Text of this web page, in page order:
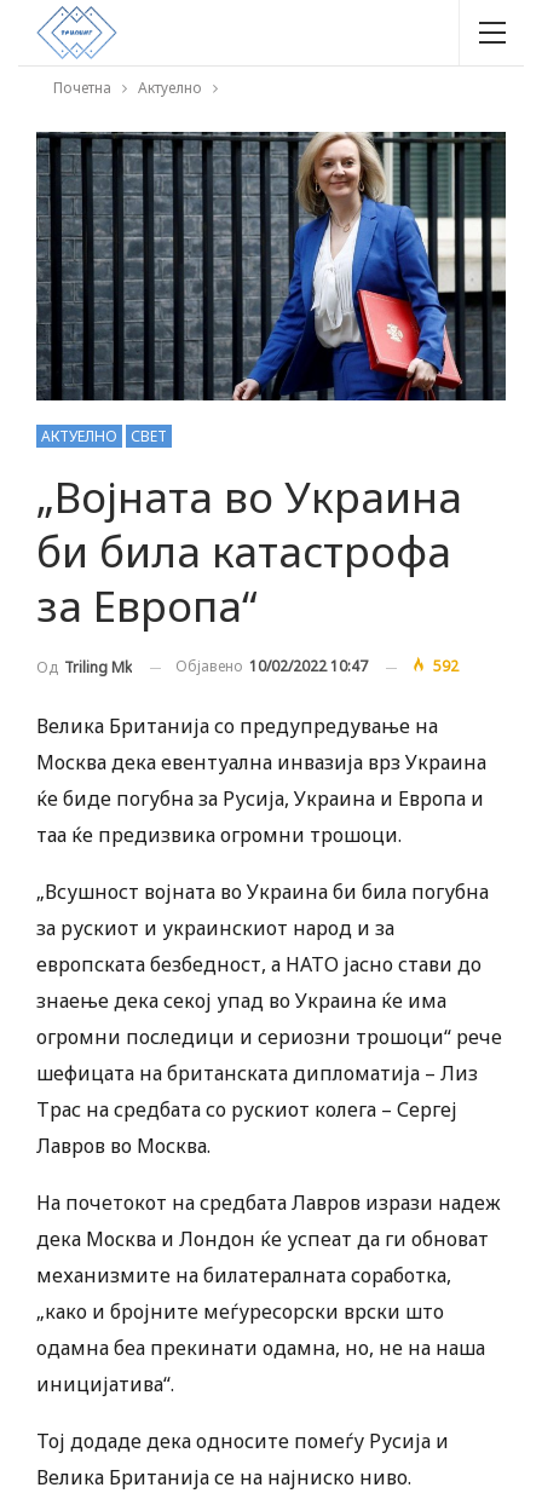
Почетна Актуелно
АКТУЕЛНО СВЕТ
„Војната во Украина
би била катастрофа
за Европа“
Од Triling Mk Објавено 10/02/2022 10:47 592
Велика Британија со предупредување на
Москва дека евентуална инвазија врз Украина
ќе биде погубна за Русија, Украина и Европа и
таа ќе предизвика огромни трошоци.
„Всушност војната во Украина би била погубна
за рускиот и украинскиот народ и за
европската безбедност, а НАТО јасно стави до
знаење дека секој упад во Украина ќе има
огромни последици и сериозни трошоци“ рече
шефицата на британската дипломатија – Лиз
Трас на средбата со рускиот колега – Сергеј
Лавров во Москва.
На почетокот на средбата Лавров изрази надеж
дека Москва и Лондон ќе успеат да ги обноват
механизмите на билатералната соработка,
„како и бројните меѓуресорски врски што
одамна беа прекинати одамна, но, не на наша
иницијатива“.
Тој додаде дека односите помеѓу Русија и
Велика Британија се на најниско ниво.